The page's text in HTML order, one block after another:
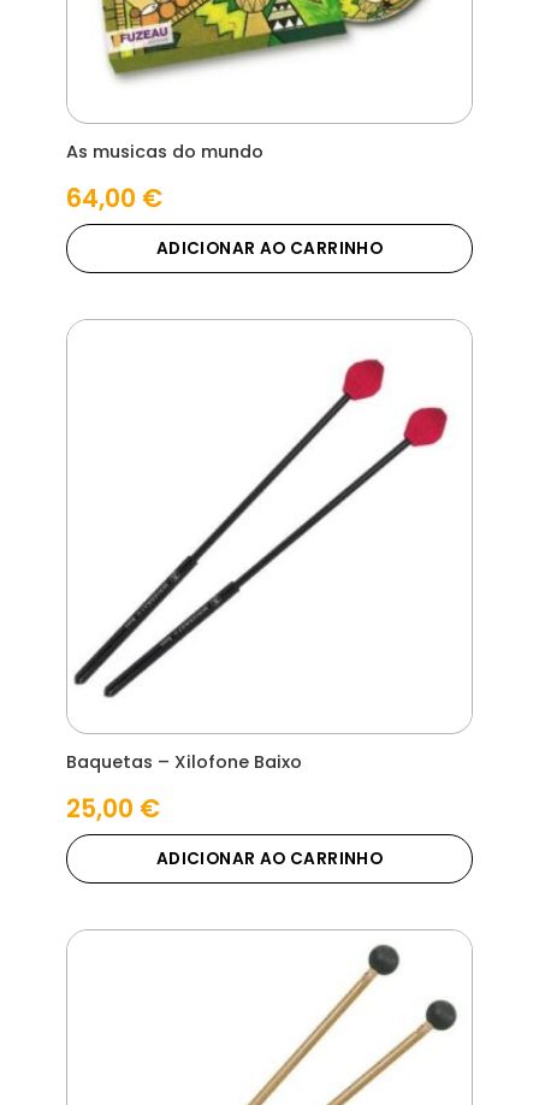
As musicas do mundo
64,00 €
ADICIONAR AO CARRINHO
Baquetas – Xilofone Baixo
25,00 €
ADICIONAR AO CARRINHO